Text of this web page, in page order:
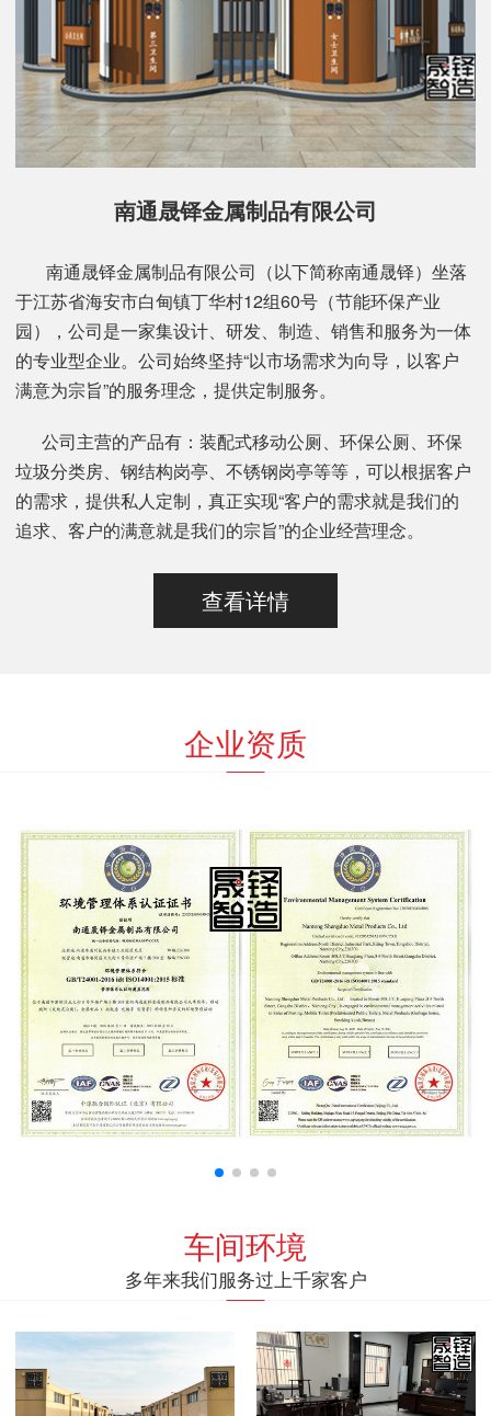
南通晟铎金属制品有限公司
南通晟铎金属制品有限公司（以下简称南通晟铎）坐落
于江苏省海安市白甸镇丁华村12组60号（节能环保产业
园），公司是一家集设计、研发、制造、销售和服务为一体
的专业型企业。公司始终坚持“以市场需求为向导，以客户
满意为宗旨”的服务理念，提供定制服务。
公司主营的产品有：装配式移动公厕、环保公厕、环保
垃圾分类房、钢结构岗亭、不锈钢岗亭等等，可以根据客户
的需求，提供私人定制，真正实现“客户的需求就是我们的
追求、客户的满意就是我们的宗旨”的企业经营理念。
查看详情
企业资质
车间环境
多年来我们服务过上千家客户